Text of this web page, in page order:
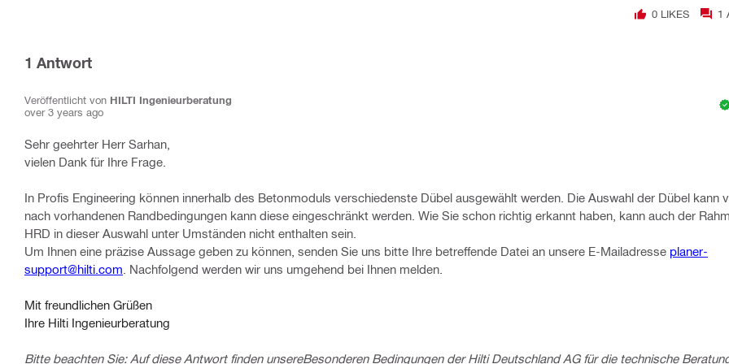
0LIKES 1
1 Antwort
Veröffentlicht von HILTI Ingenieurberatung
over 3 years ago
Sehr geehrter Herr Sarhan,
vielen Dank für Ihre Frage.
In Profis Engineering können innerhalb des Betonmoduls verschiedenste Dübel ausgewählt werden. Die Auswahl der Dübel kann
nach vorhandenen Randbedingungen kann diese eingeschränkt werden. Wie Sie schon richtig erkannt haben, kann auch der
HRD in dieser Auswahl unter Umständen nicht enthalten sein.
Um Ihnen eine präzise Aussage geben zu können, senden Sie uns bitte Ihre betreffende Datei an unsere E-Mailadresse planer-
support@hilti.com . Nachfolgend werden wir uns umgehend bei Ihnen melden.
Mit freundlichen Grüßen
Ihre Hilti Ingenieurberatung
Bitte beachten Sie: Auf diese Antwort finden unsereBesonderen Bedingungen der Hilti Deutschland AG für die technische